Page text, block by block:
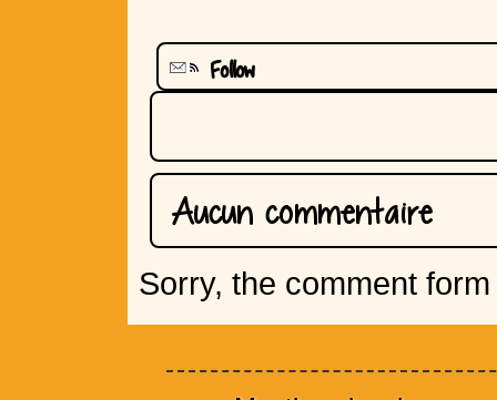
Follow
Aucun commentaire
Sorry, the comment